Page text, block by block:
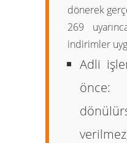
dönerek
269
indirimler
Adli
önce:
verilmez